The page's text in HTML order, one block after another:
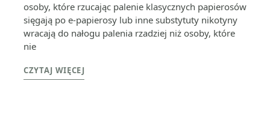
osoby, które rzucając palenie klasycznych papierosów
sięgają po e-papierosy lub inne substytuty nikotyny
wracają do nałogu palenia rzadziej niż osoby, które
nie
CZYTAJ WIĘCEJ